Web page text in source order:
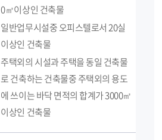
0㎡이상인 건축물
일반업무시설중 오피스텔로서 20실
이상인 건축물
주택외의 시설과 주택을 동일 건축물
로 건축하는 건축물중 주택외의 용도
에 쓰이는 바닥 면적의 합계가 3000㎡
이상인 건축물